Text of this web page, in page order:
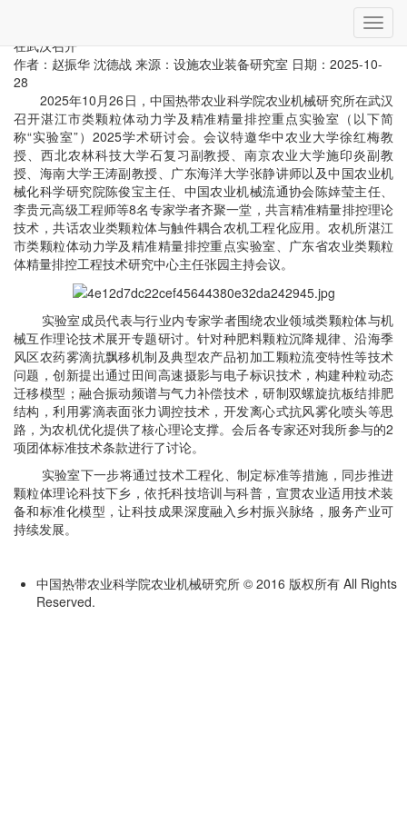
切
换
导
湛江市类颗粒体动力学及精准精量排控重点实验室2025学术研讨会
在武汉召开
作者：赵振华 沈德战 来源：设施农业装备研究室 日期：2025-10-
28
2025年10月26日，中国热带农业科学院农业机械研究所在武汉
召开湛江市类颗粒体动力学及精准精量排控重点实验室（以下简
称“实验室”）2025学术研讨会。会议特邀华中农业大学徐红梅教
授、西北农林科技大学石复习副教授、南京农业大学施印炎副教
授、海南大学王涛副教授、广东海洋大学张静讲师以及中国农业机
械化科学研究院陈俊宝主任、中国农业机械流通协会陈婞莹主任、
李贵元高级工程师等8名专家学者齐聚一堂，共言精准精量排控理论
技术，共话农业类颗粒体与触件耦合农机工程化应用。农机所湛江
市类颗粒体动力学及精准精量排控重点实验室、广东省农业类颗粒
体精量排控工程技术研究中心主任张园主持会议。
实验室成员代表与行业内专家学者围绕农业领域类颗粒体与机
械互作理论技术展开专题研讨。针对种肥料颗粒沉降规律、沿海季
风区农药雾滴抗飘移机制及典型农产品初加工颗粒流变特性等技术
问题，创新提出通过田间高速摄影与电子标识技术，构建种粒动态
迁移模型；融合振动频谱与气力补偿技术，研制双螺旋抗板结排肥
结构，利用雾滴表面张力调控技术，开发离心式抗风雾化喷头等思
路，为农机优化提供了核心理论支撑。会后各专家还对我所参与的2
项团体标准技术条款进行了讨论。
实验室下一步将通过技术工程化、制定标准等措施，同步推进
颗粒体理论科技下乡，依托科技培训与科普，宣贯农业适用技术装
备和标准化模型，让科技成果深度融入乡村振兴脉络，服务产业可
持续发展。
中国热带农业科学院农业机械研究所 © 2016 版权所有 All Rights
Reserved.